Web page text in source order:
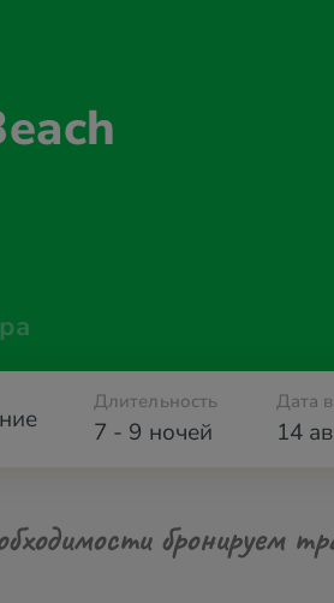
7 - 9 ночей
Длительность Дата
14
бронируем